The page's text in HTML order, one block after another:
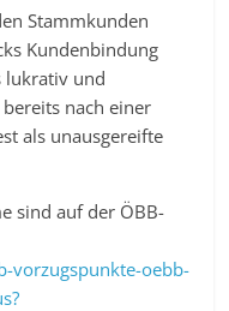
Stammkunden
Kundenbindung
lukrativ und
nach einer
als unausgereifte
sind auf der ÖBB-
vorzugspunkte-oebb-